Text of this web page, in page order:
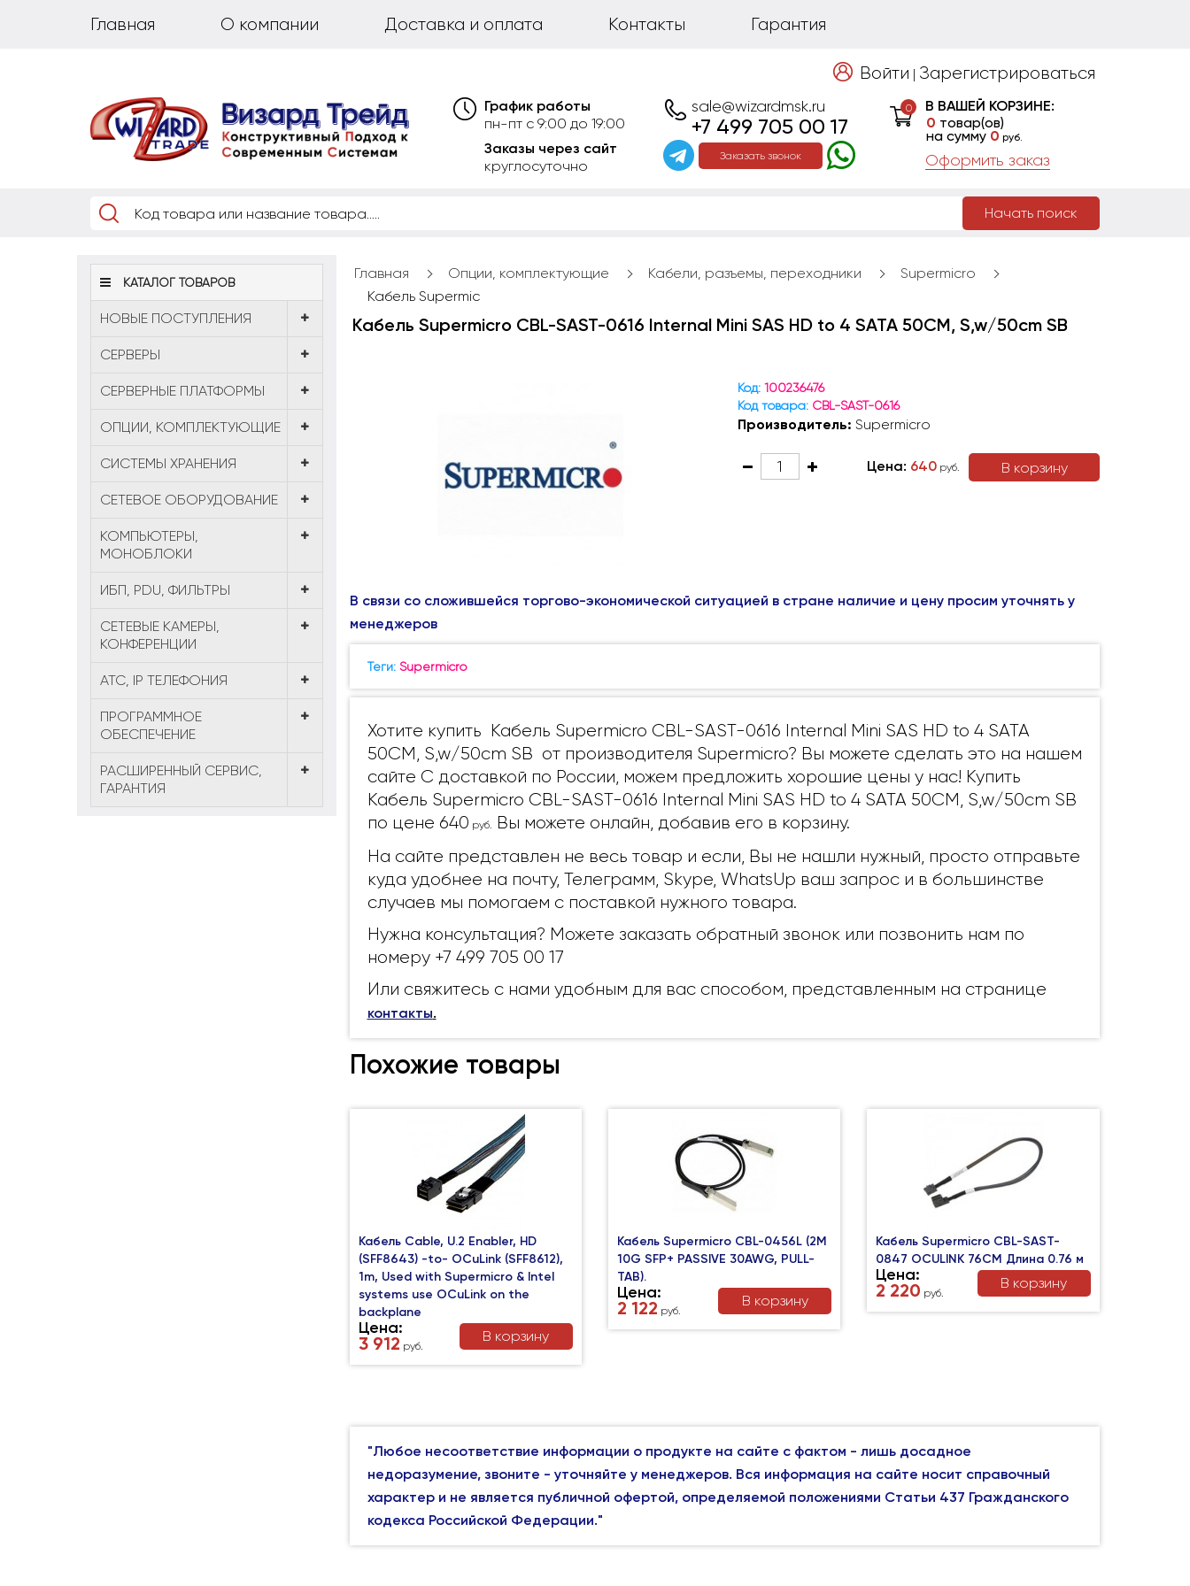
Главная О компании Доставка и оплата Контакты Гарантия
Войти | Зарегистрироваться
График работы
пн-пт с 9:00 до 19:00
Заказы через сайт
круглосуточно
sale@wizardmsk.ru
+7 499 705 00 17
Заказать звонок
0
В ВАШЕЙ КОРЗИНЕ:
0 товар(ов)
на сумму 0 руб.
Оформить заказ
Начать поиск
КАТАЛОГ ТОВАРОВ
НОВЫЕ ПОСТУПЛЕНИЯ
CЕРВЕРЫ
СЕРВЕРНЫЕ ПЛАТФОРМЫ
ОПЦИИ, КОМПЛЕКТУЮЩИЕ
СИСТЕМЫ ХРАНЕНИЯ
СЕТЕВОЕ ОБОРУДОВАНИЕ
КОМПЬЮТЕРЫ,
МОНОБЛОКИ
ИБП, PDU, ФИЛЬТРЫ
СЕТЕВЫЕ КАМЕРЫ,
КОНФЕРЕНЦИИ
АТС, IP ТЕЛЕФОНИЯ
ПРОГРАММНОЕ
ОБЕСПЕЧЕНИЕ
РАСШИРЕННЫЙ СЕРВИС,
ГАРАНТИЯ
Главная Опции, комплектующие Кабели, разъемы, переходники
Supermicro
Кабель Supermic
Кабель Supermicro CBL-SAST-0616 Internal Mini SAS HD to 4 SATA 50CM, S,w/50cm SB
Код:100236476
Код товара: CBL-SAST-0616
Производитель: Supermicro
В корзину
Цена: 640 руб.
В связи со сложившейся торгово-экономической ситуацией в стране наличие и цену просим уточнять у
менеджеров
Теги: Supermicro
Хотите купить Кабель Supermicro CBL-SAST-0616 Internal Mini SAS HD to 4 SATA
50CM, S,w/50cm SB от производителя Supermicro? Вы можете сделать это на нашем
сайте С доставкой по России, можем предложить хорошие цены у нас! Купить
Кабель Supermicro CBL-SAST-0616 Internal Mini SAS HD to 4 SATA 50CM, S,w/50cm SB
по цене 640 руб. Вы можете онлайн, добавив его в корзину.
На сайте представлен не весь товар и если, Вы не нашли нужный, просто отправьте
куда удобнее на почту, Телеграмм, Skype, WhatsUp ваш запрос и в большинстве
случаев мы помогаем с поставкой нужного товара.
Нужна консультация? Можете заказать обратный звонок или позвонить нам по
номеру +7 499 705 00 17
Или свяжитесь с нами удобным для вас способом, представленным на странице
контакты.
Похожие товары
Кабель Cable, U.2 Enabler, HD
(SFF8643) -to- OCuLink (SFF8612),
1m, Used with Supermicro & Intel
systems use OCuLink on the
backplane
Цена:
3 912 руб.
В корзину
Кабель Supermicro CBL-0456L (2M
10G SFP+ PASSIVE 30AWG, PULL-
TAB).
Цена:
2 122 руб.
В корзину
Кабель Supermicro CBL-SAST-
0847 OCULINK 76CM Длина 0.76 м
Цена:
2 220 руб.
В корзину
"Любое несоответствие информации о продукте на сайте с фактом - лишь досадное
недоразумение, звоните - уточняйте у менеджеров. Вся информация на сайте носит справочный
характер и не является публичной офертой, определяемой положениями Статьи 437 Гражданского
кодекса Российской Федерации."